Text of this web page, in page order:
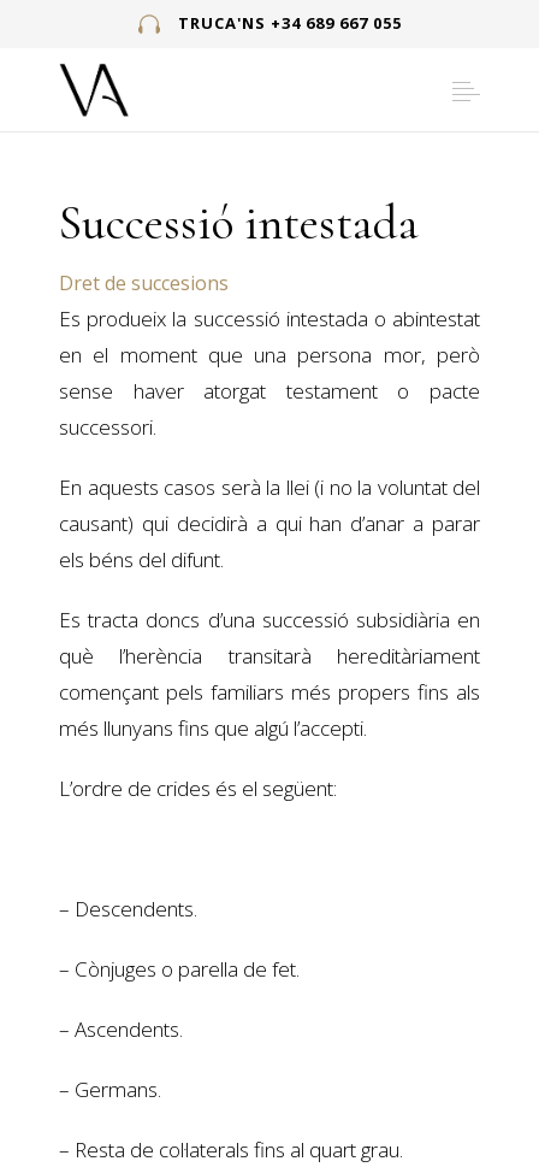
TRUCA'NS +34 689 667 055
Successió intestada
Dret de succesions
Es produeix la successió intestada o abintestat
en el moment que una persona mor, però
sense haver atorgat testament o pacte
successori.
En aquests casos serà la llei (i no la voluntat del
causant) qui decidirà a qui han d’anar a parar
els béns del difunt.
Es tracta doncs d’una successió subsidiària en
què l’herència transitarà hereditàriament
començant pels familiars més propers fins als
més llunyans fins que algú l’accepti.
L’ordre de crides és el següent:
– Descendents.
– Cònjuges o parella de fet.
– Ascendents.
– Germans.
– Resta de col·laterals fins al quart grau.